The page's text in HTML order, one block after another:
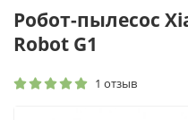
Робот-пылесос
Robot G1
1 отзыв